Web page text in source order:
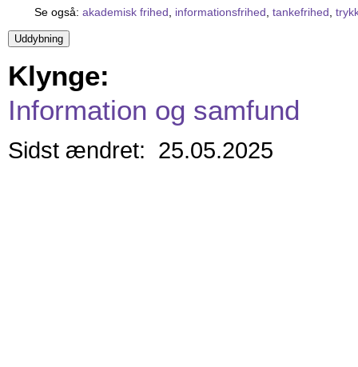
Se også: akademisk frihed informationsfrihed tankefrihed
Klynge:
Information og samfund
Sidst ændret: 25.05.2025